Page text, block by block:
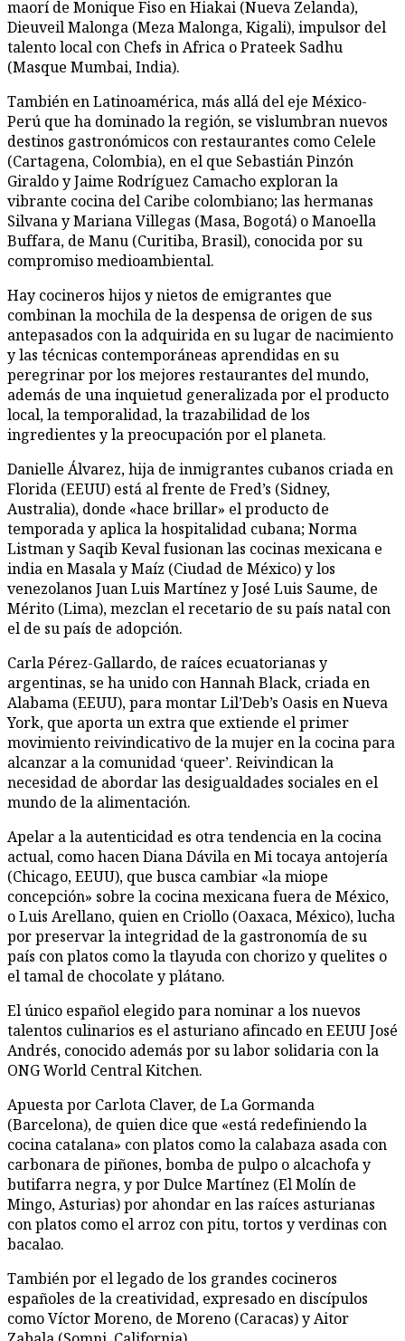
maorí de Monique Fiso en Hiakai (Nueva Zelanda),
Dieuveil Malonga (Meza Malonga, Kigali), impulsor del
talento local con Chefs in Africa o Prateek Sadhu
(Masque Mumbai, India).
También en Latinoamérica, más allá del eje México-
Perú que ha dominado la región, se vislumbran nuevos
destinos gastronómicos con restaurantes como Celele
(Cartagena, Colombia), en el que Sebastián Pinzón
Giraldo y Jaime Rodríguez Camacho exploran la
vibrante cocina del Caribe colombiano; las hermanas
Silvana y Mariana Villegas (Masa, Bogotá) o Manoella
Buffara, de Manu (Curitiba, Brasil), conocida por su
compromiso medioambiental.
Hay cocineros hijos y nietos de emigrantes que
combinan la mochila de la despensa de origen de sus
antepasados con la adquirida en su lugar de nacimiento
y las técnicas contemporáneas aprendidas en su
peregrinar por los mejores restaurantes del mundo,
además de una inquietud generalizada por el producto
local, la temporalidad, la trazabilidad de los
ingredientes y la preocupación por el planeta.
Danielle Álvarez, hija de inmigrantes cubanos criada en
Florida (EEUU) está al frente de Fred’s (Sidney,
Australia), donde «hace brillar» el producto de
temporada y aplica la hospitalidad cubana; Norma
Listman y Saqib Keval fusionan las cocinas mexicana e
india en Masala y Maíz (Ciudad de México) y los
venezolanos Juan Luis Martínez y José Luis Saume, de
Mérito (Lima), mezclan el recetario de su país natal con
el de su país de adopción.
Carla Pérez-Gallardo, de raíces ecuatorianas y
argentinas, se ha unido con Hannah Black, criada en
Alabama (EEUU), para montar Lil’Deb’s Oasis en Nueva
York, que aporta un extra que extiende el primer
movimiento reivindicativo de la mujer en la cocina para
alcanzar a la comunidad ‘queer’. Reivindican la
necesidad de abordar las desigualdades sociales en el
mundo de la alimentación.
Apelar a la autenticidad es otra tendencia en la cocina
actual, como hacen Diana Dávila en Mi tocaya antojería
(Chicago, EEUU), que busca cambiar «la miope
concepción» sobre la cocina mexicana fuera de México,
o Luis Arellano, quien en Criollo (Oaxaca, México), lucha
por preservar la integridad de la gastronomía de su
país con platos como la tlayuda con chorizo y quelites o
el tamal de chocolate y plátano.
El único español elegido para nominar a los nuevos
talentos culinarios es el asturiano afincado en EEUU José
Andrés, conocido además por su labor solidaria con la
ONG World Central Kitchen.
Apuesta por Carlota Claver, de La Gormanda
(Barcelona), de quien dice que «está redefiniendo la
cocina catalana» con platos como la calabaza asada con
carbonara de piñones, bomba de pulpo o alcachofa y
butifarra negra, y por Dulce Martínez (El Molín de
Mingo, Asturias) por ahondar en las raíces asturianas
con platos como el arroz con pitu, tortos y verdinas con
bacalao.
También por el legado de los grandes cocineros
españoles de la creatividad, expresado en discípulos
como Víctor Moreno, de Moreno (Caracas) y Aitor